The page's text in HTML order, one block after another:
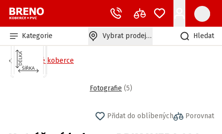
Kategorie Vybrat prodejnu Hledat
Zátěžové koberce
Fotografie (5)
Přidat do oblíbených Porovnat